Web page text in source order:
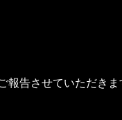
告させていただきま